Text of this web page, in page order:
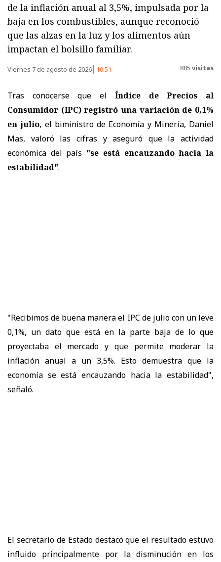
de la inflación anual al 3,5%, impulsada por la
baja en los combustibles, aunque reconoció
que las alzas en la luz y los alimentos aún
impactan el bolsillo familiar.
Viernes 7 de agosto de 2026 10:51 885 visitas
Tras conocerse que el Índice de Precios al
Consumidor (IPC) registró una variación de 0,1%
en julio, el biministro de Economía y Minería, Daniel
Mas, valoró las cifras y aseguró que la actividad
económica del país "se está encauzando hacia la
estabilidad".
"Recibimos de buena manera el IPC de julio con un leve
0,1%, un dato que está en la parte baja de lo que
proyectaba el mercado y que permite moderar la
inflación anual a un 3,5%. Esto demuestra que la
economía se está encauzando hacia la estabilidad",
señaló.
El secretario de Estado destacó que el resultado estuvo
influido principalmente por la disminución en los